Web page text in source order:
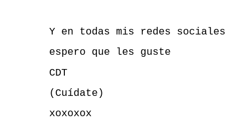
Y en todas mis redes sociales
espero que les guste
CDT
(Cuídate)
xoxoxox